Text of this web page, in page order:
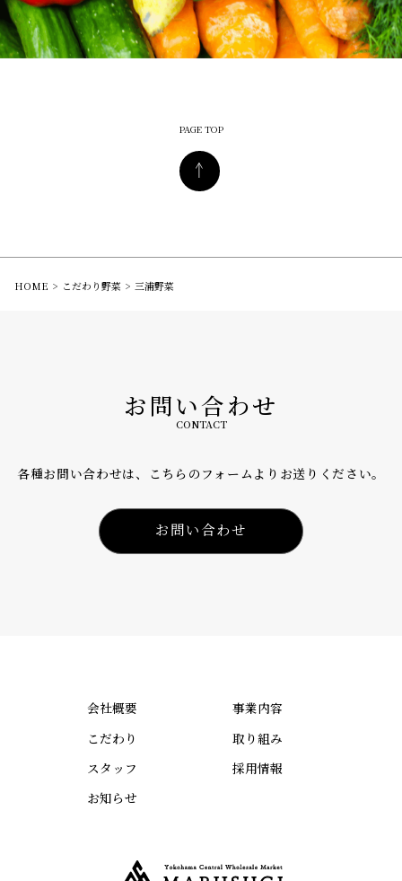
PAGE TOP
HOME こだわり野菜 三浦野菜
お問い合わせ
CONTACT
各種お問い合わせは、こちらのフォームよりお送りください。
お問い合わせ
会社概要
事業内容
こだわり
取り組み
スタッフ
採用情報
お知らせ